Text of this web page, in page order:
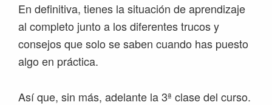
En definitiva, tienes la situación de aprendizaje
al completo junto a los diferentes trucos y
consejos que solo se saben cuando has puesto
algo en práctica.
Así que, sin más, adelante la 3ª clase del curso.